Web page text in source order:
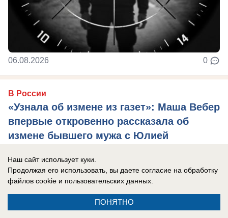
06.08.2026 0
В России
«Узнала об измене из газет»: Маша Вебер
впервые откровенно рассказала об
измене бывшего мужа с Юлией
Певицу до последнего убеждали, что
переживать не о чем
Наш сайт использует куки.
Продолжая его использовать, вы даете согласие на обработку
файлов cookie и пользовательских данных.
ПОНЯТНО